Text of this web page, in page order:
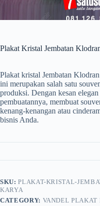
Plakat Kristal Jembatan
Plakat kristal Jembatan
ini merupakan salah satu
produksi. Dengan kesan
pembuatannya, membuat
kenang-kenangan atau
bisnis Anda.
SKU:PLAKAT-KRISTAL-
KARYA
CATEGORY: VANDEL PLAKAT